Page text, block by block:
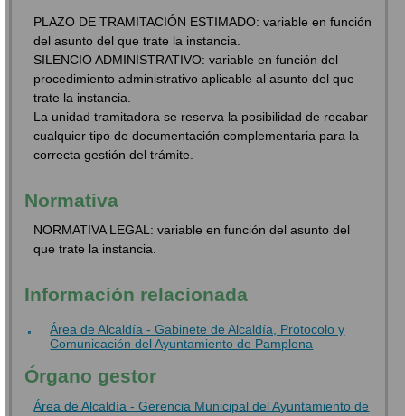
PLAZO DE TRAMITACIÓN ESTIMADO: variable en función
del asunto del que trate la instancia.
SILENCIO ADMINISTRATIVO: variable en función del
procedimiento administrativo aplicable al asunto del que
trate la instancia.
La unidad tramitadora se reserva la posibilidad de recabar
cualquier tipo de documentación complementaria para la
correcta gestión del trámite.
Normativa
NORMATIVA LEGAL: variable en función del asunto del
que trate la instancia.
Información relacionada
Área de Alcaldía - Gabinete de Alcaldía, Protocolo y
Comunicación del Ayuntamiento de Pamplona
Órgano gestor
Área de Alcaldía - Gerencia Municipal del Ayuntamiento de